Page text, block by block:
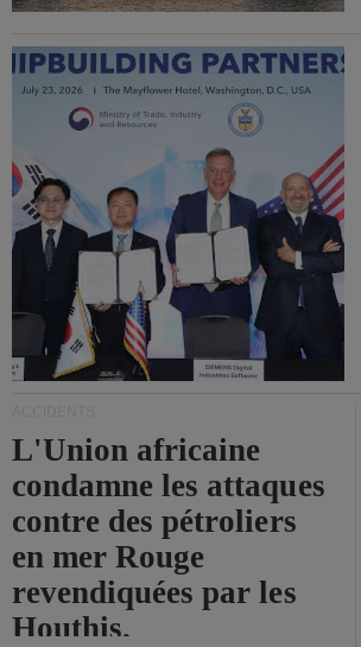
L'Union africaine
condamne les attaques
contre des pétroliers
en mer Rouge
revendiquées par les
Houthis.